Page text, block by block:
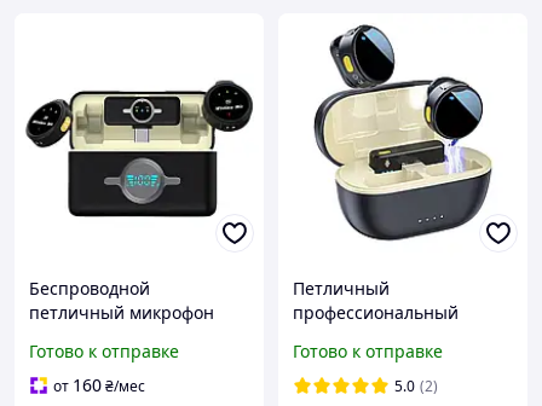
Беспроводной
петличный микрофон
микрофона 30 ч 100 м
Type-C Lightning Черный
Готово к отправке
от 160₴/мес
Петличный
профессиональный
Type-C JCI
Готово к отправке
5.0 (2)